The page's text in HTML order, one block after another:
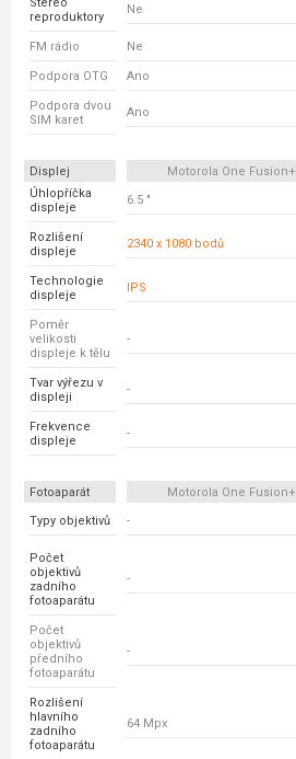
reproduktory
Ne
FM rádio Ne
Podpora OTG Ano
Podpora dvou
SIM karet
Ano
Displej Motorola One Fusion+
Úhlopříčka
displeje
6.5 "
Rozlišení
displeje
2340 x 1080 bodů
Technologie
displeje
IPS
Poměr
velikosti
displeje k tělu
-
Tvar výřezu v
displeji
-
Frekvence
displeje
-
Fotoaparát Motorola One Fusion+
Typy objektivů
-
Počet
objektivů
zadního
fotoaparátu
-
Počet
objektivů
předního
fotoaparátu
-
Rozlišení
hlavního
zadního
fotoaparátu
64 Mpx